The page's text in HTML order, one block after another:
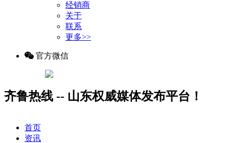
经销商
关于
联系
更多>>
官方微信
齐鲁热线 -- 山东权威媒体发布平台！
首页
资讯